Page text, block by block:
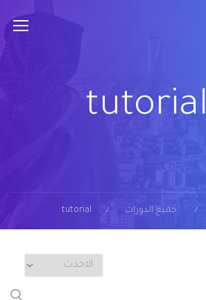
tutorial
جميع الدورات tutorial